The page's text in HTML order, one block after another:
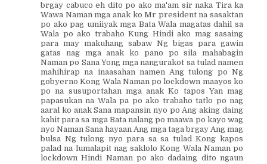
brgay cabuco eh dito po ako ma'am sir naka Tira ka
Wawa Naman mga anak ko Mr president na sasaktan
po ako pag umiiyak mga Bata Wala magatas dahil sa
Wala po ako trabaho Kung Hindi ako mag sasaing
para may makuhang sabaw Ng bigas para gawin
gatas nag mga anak ko pano po sila mahabagin
Naman po Sana Yong mga nangurakot sa tulad namen
mahihirap na inaasahan namen Ang tulong po Ng
gobyerno Kong Wala Naman po lockdown maayos ko
po na susuportahan mga anak Ko tapos Yan mag
papasukan na Wala pa po ako trabaho tatlo po nag
aaral ko anak Sana mapansin nyo po Ang aking daing
kahit para sa mga Bata nalang po maawa po kayo wag
nyo Naman Sana hayaan Ang mga taga brgay Ang mag
bulsa Ng tulong nyo para sa sa tulad Kong kapos
palad na lumalapit nag saklolo Kong Wala Naman po
lockdown Hindi Naman po ako dadaing dito ngaun